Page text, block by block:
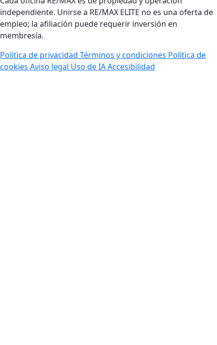
independiente. Unirse a RE/MAX ELITE no es una oferta de
empleo; la afiliación puede requerir inversión en
membresía.
Política de privacidad Términos y condiciones Política de
cookies Aviso legal Uso de IAAccesibilidad